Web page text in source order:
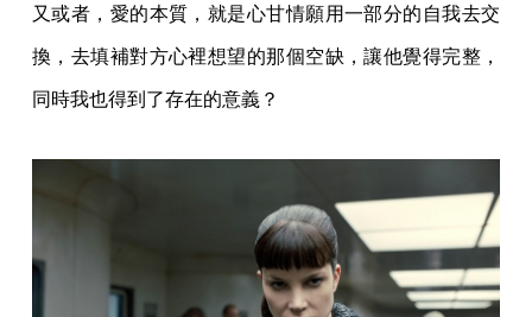
又或者，愛的本質，就是心甘情願用一部分的自我去交
換，去填補對方心裡想望的那個空缺，讓他覺得完整，
同時我也得到了存在的意義？